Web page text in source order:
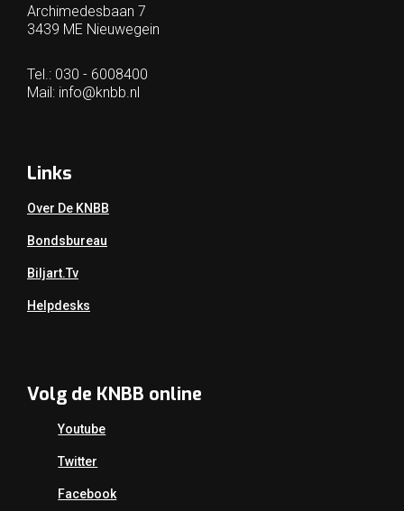
Archimedesbaan 7
3439 ME Nieuwegein
Tel.: 030 - 6008400
Mail: info@knbb.nl
Links
Over De KNBB
Bondsbureau
Biljart.tv
Helpdesks
Volg de KNBB online
Youtube
Twitter
Facebook